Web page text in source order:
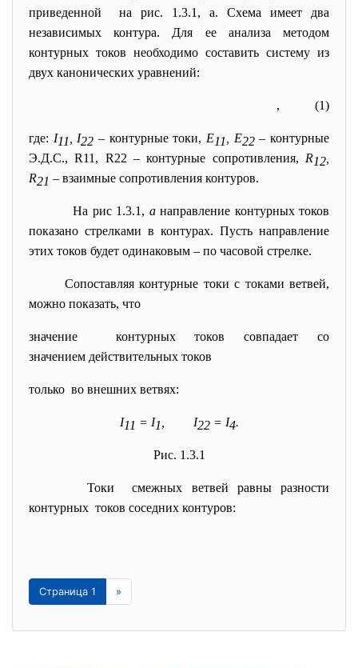
приведенной на рис. 1.3.1, а. Схема имеет два
независимых контура. Для ее анализа методом
контурных токов необходимо составить систему из
двух канонических уравнений:
, (1)
где: I11 , I22 – контурные токи, Е11 , Е22– контурные
Э.Д.С., R11, R22 – контурные сопротивления, R12
R21 – взаимные сопротивления контуров.
На рис 1.3.1, анаправление контурных токов
показано стрелками в контурах. Пусть направление
этих токов будет одинаковым – по часовой стрелке.
Сопоставляя контурные токи с токами ветвей,
можно показать, что
значение контурных токов совпадает со
значением действительных токов
только во внешних ветвях:
I11 = I1 , I22= I4.
Рис. 1.3.1
Токи смежных ветвей равны разности
контурных токов соседних контуров:
Страница 1 »